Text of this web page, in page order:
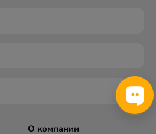
О компании